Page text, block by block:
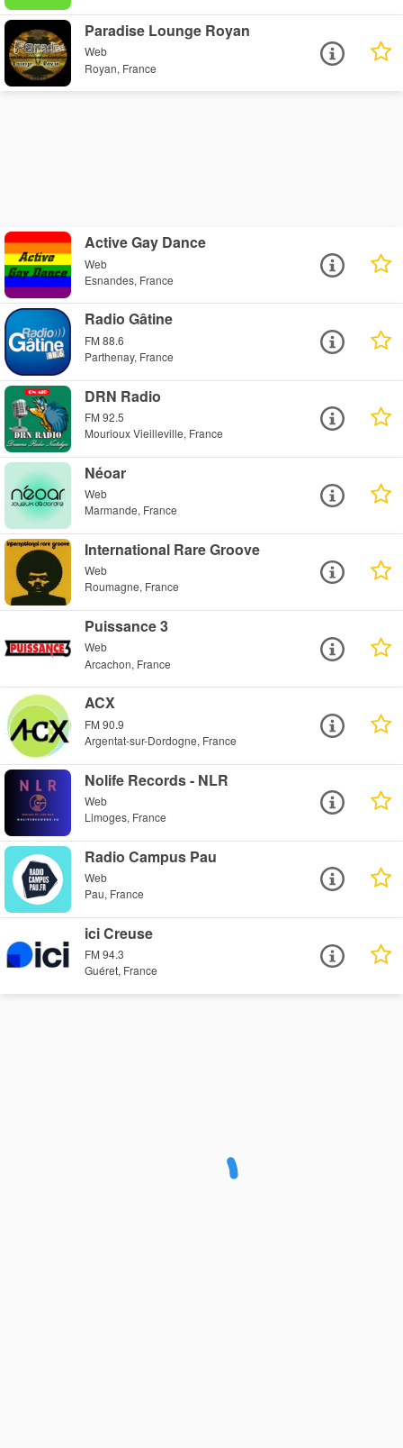
Paradise Lounge Royan
Web
Royan, France
Active Gay Dance
Web
Esnandes, France
Radio Gâtine
FM 88.6
Parthenay, France
DRN Radio
FM 92.5
Mourioux Vieilleville, France
Néoar
Web
Marmande, France
International Rare Groove
Web
Roumagne, France
Puissance 3
Web
Arcachon, France
ACX
FM 90.9
Argentat-sur-Dordogne, France
Nolife Records - NLR
Web
Limoges, France
Radio Campus Pau
Web
Pau, France
ici Creuse
FM 94.3
Guéret, France